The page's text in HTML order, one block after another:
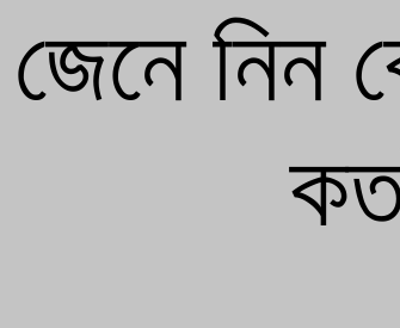
জেনে নিন